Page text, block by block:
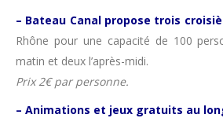
– Bateau Canal propose trois
Rhône pour une capacité de 100
matin et deux l’après-midi.
Prix 2€ par personne.
– Animations et jeux gratuits au